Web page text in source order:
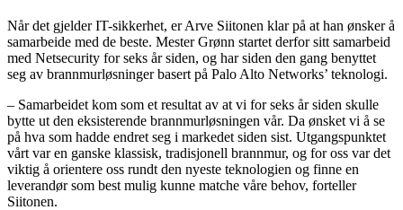
Når det gjelder IT-sikkerhet, er Arve Siitonen klar på at han ønsker å
samarbeide med de beste. Mester Grønn startet derfor sitt samarbeid
med Netsecurity for seks år siden, og har siden den gang benyttet
seg av brannmurløsninger basert på Palo Alto Networks’ teknologi.
– Samarbeidet kom som et resultat av at vi for seks år siden skulle
bytte ut den eksisterende brannmurløsningen vår. Da ønsket vi å se
på hva som hadde endret seg i markedet siden sist. Utgangspunktet
vårt var en ganske klassisk, tradisjonell brannmur, og for oss var det
viktig å orientere oss rundt den nyeste teknologien og finne en
leverandør som best mulig kunne matche våre behov, forteller
Siitonen.